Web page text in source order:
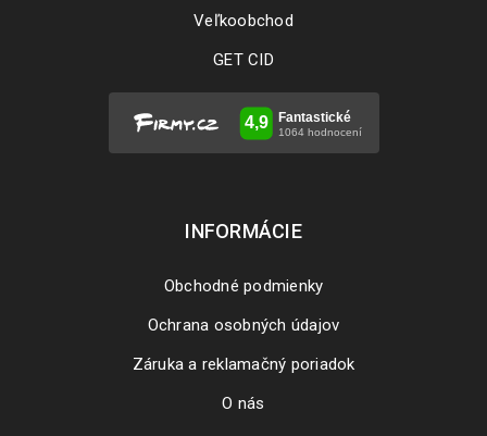
Veľkoobchod
GET CID
INFORMÁCIE
Obchodné podmienky
Ochrana osobných údajov
Záruka a reklamačný poriadok
O nás